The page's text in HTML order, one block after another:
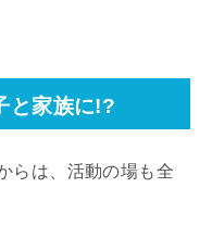
と家族に!?
らは、活動の場も全